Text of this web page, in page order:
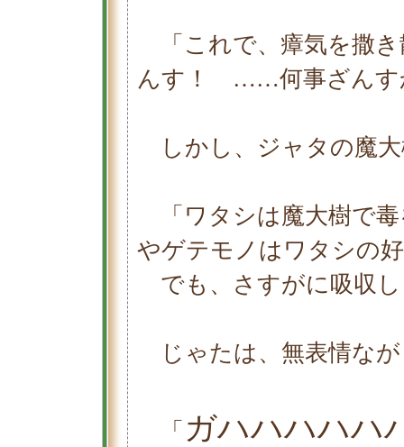
「これで、瘴気を撒
んす！ ……何事ざんす
しかし、ジャタの魔
「ワタシは魔大樹で
やゲテモノはワタシの
でも、さすがに吸収
じゃたは、無表情な
「 ガハハハハハ